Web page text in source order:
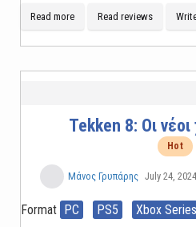
Read more Read reviews
Tekken 8: Οι
Hot
Μάνος Γρυπάρης July 24, 2024
Format PC PS5 Xbox